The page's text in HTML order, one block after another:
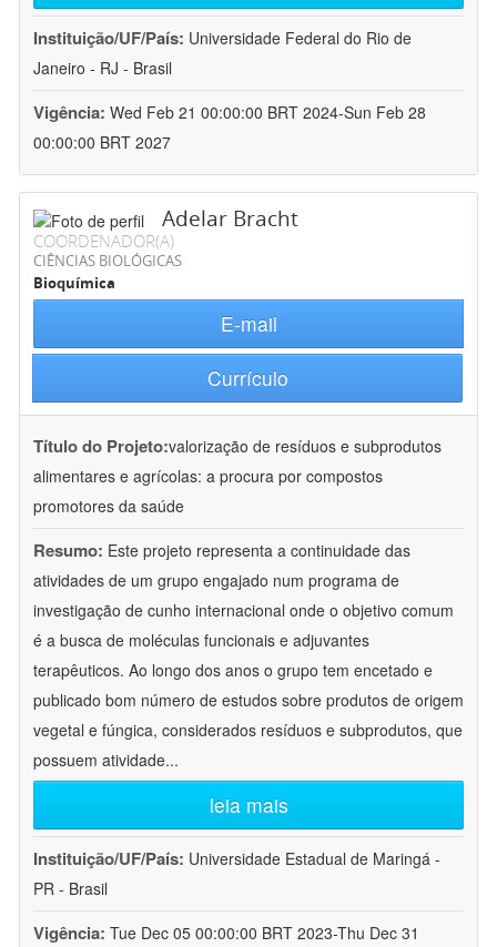
Instituição/UF/País: Universidade Federal do Rio de
Janeiro - RJ - Brasil
Vigência: Wed Feb 21 00:00:00 BRT 2024-Sun Feb 28
00:00:00 BRT 2027
Adelar Bracht
COORDENADOR(A)
CIÊNCIAS BIOLÓGICAS
Bioquímica
E-mail
Currículo
Título do Projeto:valorização de resíduos e subprodutos
alimentares e agrícolas: a procura por compostos
promotores da saúde
Resumo: Este projeto representa a continuidade das
atividades de um grupo engajado num programa de
investigação de cunho internacional onde o objetivo comum
é a busca de moléculas funcionais e adjuvantes
terapêuticos. Ao longo dos anos o grupo tem encetado e
publicado bom número de estudos sobre produtos de origem
vegetal e fúngica, considerados resíduos e subprodutos, que
possuem atividade...
leia mais
Instituição/UF/País: Universidade Estadual de Maringá -
PR - Brasil
Vigência: Tue Dec 05 00:00:00 BRT 2023-Thu Dec 31